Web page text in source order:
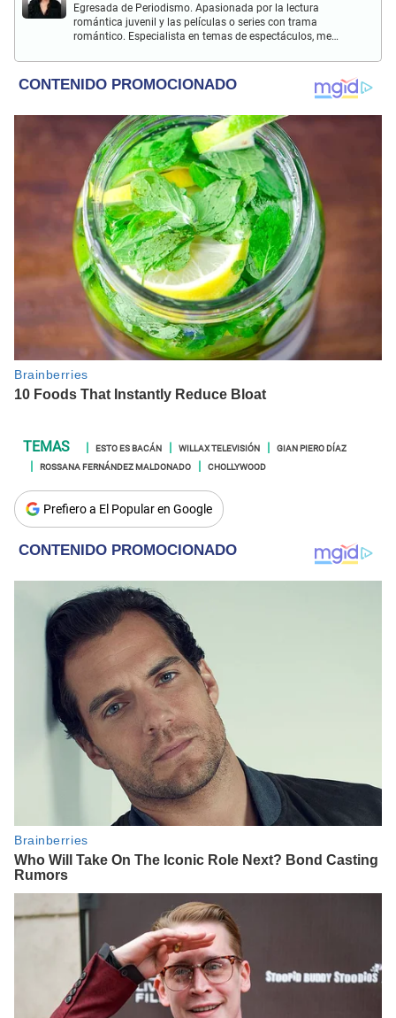
Egresada de Periodismo. Apasionada por la lectura
romántica juvenil y las películas o series con trama
romántico. Especialista en temas de espectáculos, me
de las tendencias.
ESTO ES BACÁN WILLAX TELEVISIÓN
GIAN PIERO DÍAZ
ROSSANA FERNÁNDEZ MALDONADO
CHOLLYWOOD
Prefiero a El Popular en Google